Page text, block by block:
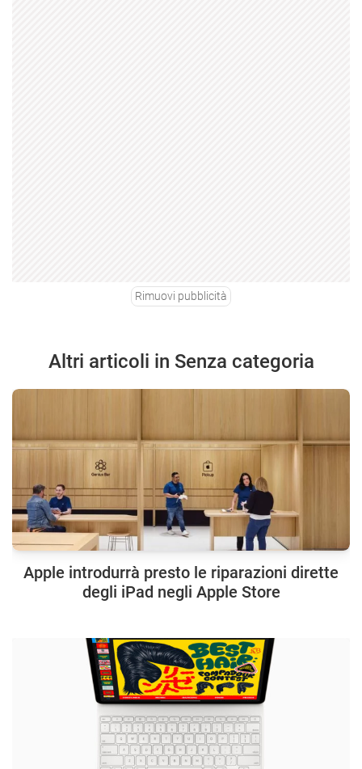
Rimuovi pubblicità
Altri articoli in Senza categoria
Apple introdurrà presto le riparazioni dirette
degli iPad negli Apple Store